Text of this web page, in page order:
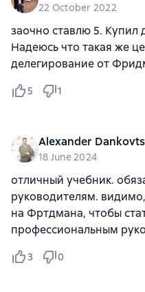
22 October 2022
заочно ставлю 5. Купил
Надеюсь что такая же
делегирование от
5 1
Alexander
18 June 2024
отличный учебник.
руководителям.
на Фртдмана, чтобы
профессиональным
3 0